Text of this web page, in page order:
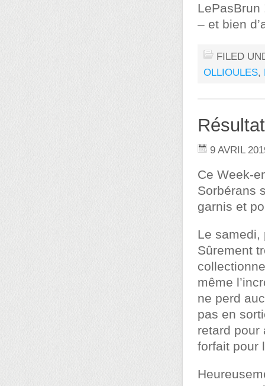
LePasBrun
– et bien
FILED
OLLIOULES,
9 AVRIL
Ce Week-
Sorbérans
garnis et
Le samedi,
Sûrement
même
ne perd
pas en
retard pour
forfait pour